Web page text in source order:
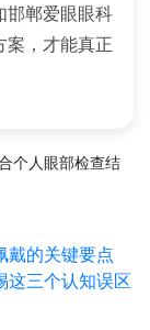
邯郸爱眼眼科
案，才能真正
个人眼部检查结
戴的关键要点
这三个认知误区